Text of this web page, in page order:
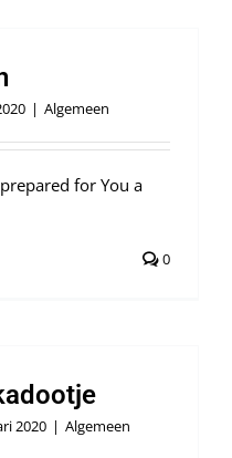
| Algemeen
for You a
0
2020 | Algemeen